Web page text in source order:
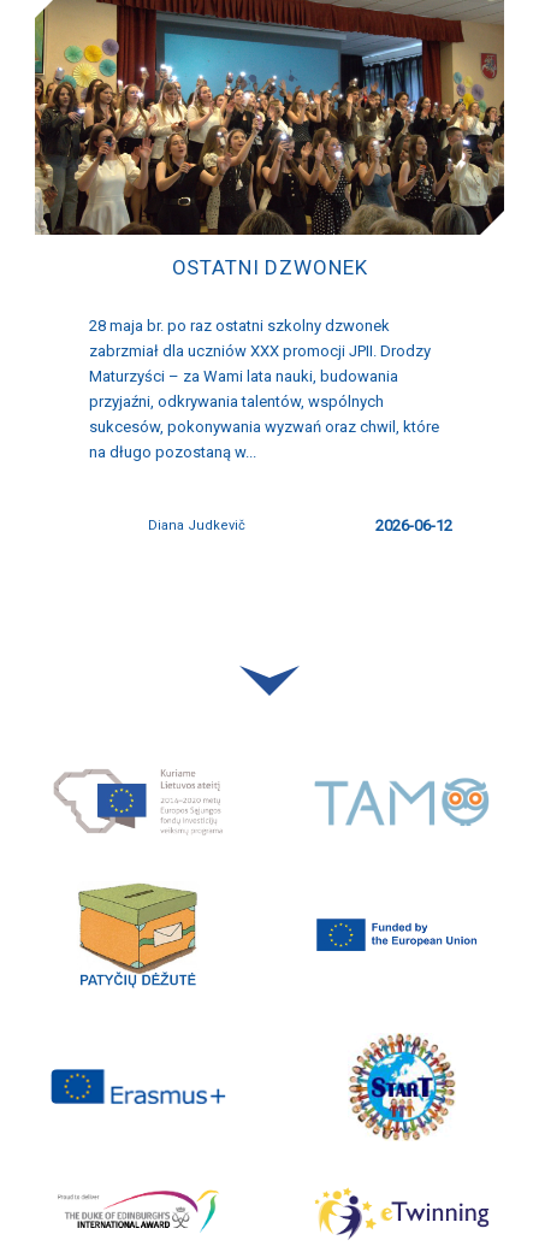
OSTATNI DZWONEK
28 maja br. po raz ostatni szkolny dzwonek
zabrzmiał dla uczniów XXX promocji JPII. Drodzy
Maturzyści – za Wami lata nauki, budowania
przyjaźni, odkrywania talentów, wspólnych
sukcesów, pokonywania wyzwań oraz chwil, które
na długo pozostaną w...
Diana Judkevič 2026-06-12